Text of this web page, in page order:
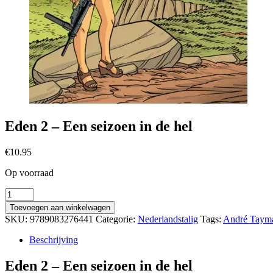
Eden 2 – Een seizoen in de hel
€10.95
Op voorraad
Eden
2
-
Een
seizoen
de
hel
Toevoegen aan winkelwagen
SKU: 9789083276441 Categorie: Nederlandstalig Tags: André
Beschrijving
Eden 2 – Een seizoen in de hel